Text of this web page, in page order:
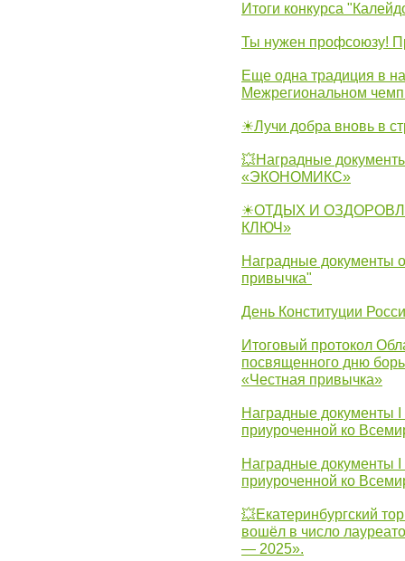
Итоги конкурса
Ты нужен профсоюзу!
Еще одна традиция в
Межрегиональном
☀Лучи добра вновь в
💥Наградные
«ЭКОНОМИКС»
☀ОТДЫХ И
КЛЮЧ»
Наградные документы
привычка"
День Конституции
Итоговый протокол
посвященного дню
«Честная привычка»
Наградные документы
приуроченной ко
Наградные документы
приуроченной ко
💥Екатеринбургский
вошёл в число
— 2025».